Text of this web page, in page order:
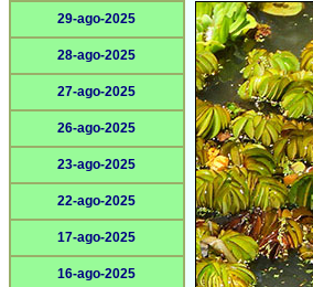
29-ago-2025
28-ago-2025
27-ago-2025
26-ago-2025
23-ago-2025
22-ago-2025
17-ago-2025
16-ago-2025